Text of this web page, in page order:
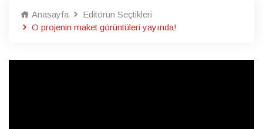
Anasayfa
Editörün Seçtikleri
O projenin maket görüntüleri yayında!